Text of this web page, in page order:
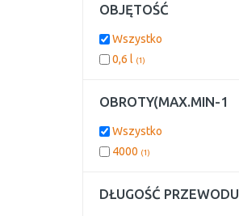
OBJĘTOŚĆ
Wszystko
0,6 l (1)
OBROTY(MAX.MIN-1
Wszystko
4000 (1)
DŁUGOŚĆ PRZEWODU